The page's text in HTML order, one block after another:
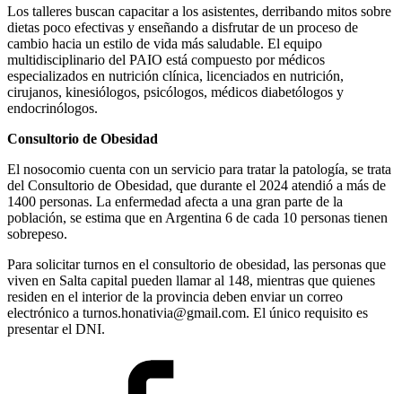
Los talleres buscan capacitar a los asistentes, derribando mitos sobre
dietas poco efectivas y enseñando a disfrutar de un proceso de
cambio hacia un estilo de vida más saludable. El equipo
multidisciplinario del PAIO está compuesto por médicos
especializados en nutrición clínica, licenciados en nutrición,
cirujanos, kinesiólogos, psicólogos, médicos diabetólogos y
endocrinólogos.
Consultorio de Obesidad
El nosocomio cuenta con un servicio para tratar la patología, se trata
del Consultorio de Obesidad, que durante el 2024 atendió a más de
1400 personas. La enfermedad afecta a una gran parte de la
población, se estima que en Argentina 6 de cada 10 personas tienen
sobrepeso.
Para solicitar turnos en el consultorio de obesidad, las personas que
viven en Salta capital pueden llamar al 148, mientras que quienes
residen en el interior de la provincia deben enviar un correo
electrónico a turnos.honativia@gmail.com. El único requisito es
presentar el DNI.